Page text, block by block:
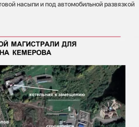
насыпи и под автомобильной развязкой